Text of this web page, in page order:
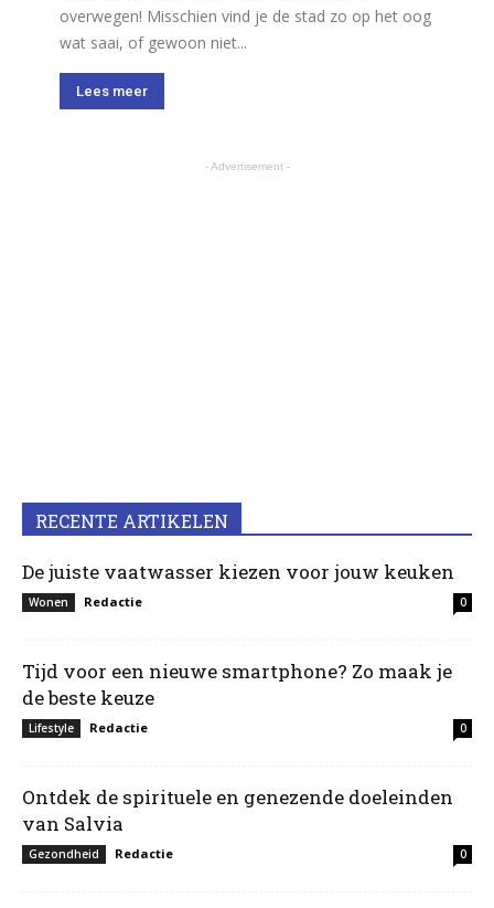
overwegen! Misschien vind je de stad zo op het oog
wat saai, of gewoon niet...
Lees meer
- Advertisement -
RECENTE ARTIKELEN
De juiste vaatwasser kiezen voor jouw keuken
Wonen Redactie 0
Tijd voor een nieuwe smartphone? Zo maak je
de beste keuze
Lifestyle Redactie 0
Ontdek de spirituele en genezende doeleinden
van Salvia
Gezondheid Redactie 0